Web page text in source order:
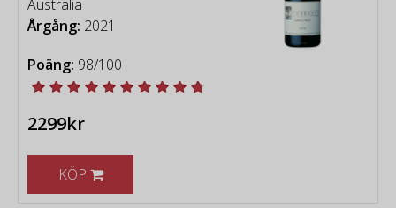
Australia
Årgång: 2021
Poäng: 98/100
2299kr
KÖP